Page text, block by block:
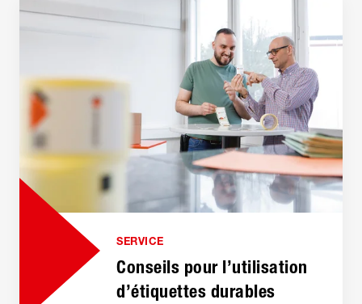
SERVICE
Conseils pour l’utilisation
d’étiquettes durables